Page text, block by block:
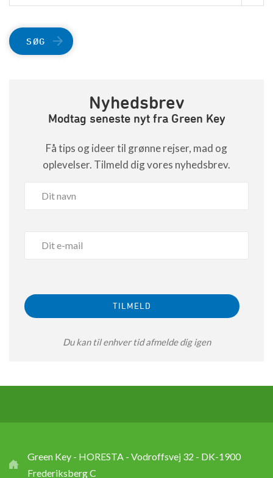
SØG
Nyhedsbrev
Modtag seneste nyt fra Green Key
Få tips og ideer til grønne rejser, mad og
oplevelser. Tilmeld dig vores nyhedsbrev.
Du kan til enhver tid afmelde dig igen
Green Key - HORESTA - Vodroffsvej 32 - DK-1900
Frederiksberg C